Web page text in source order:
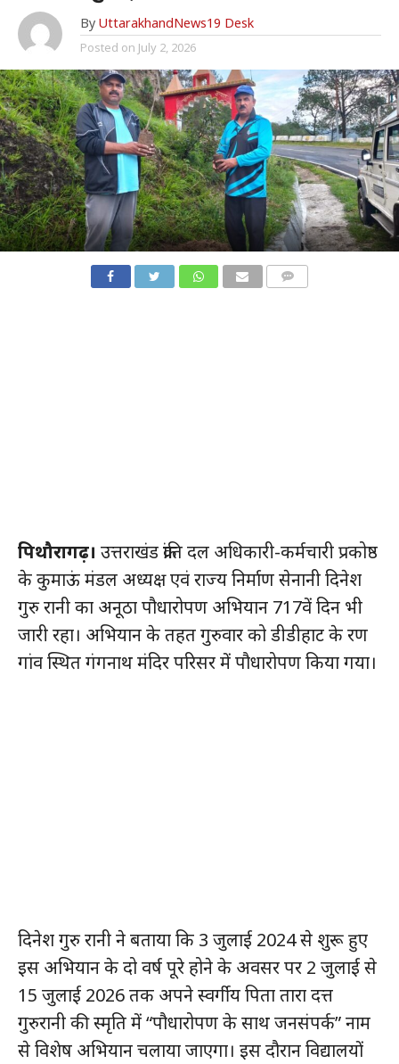
By UttarakhandNews19 Desk
Posted on July 2, 2026
पिथौरागढ़। उत्तराखंड क्रांति दल अधिकारी-कर्मचारी प्रकोष्ठ
के कुमाऊं मंडल अध्यक्ष एवं राज्य निर्माण सेनानी दिनेश
गुरु रानी का अनूठा पौधारोपण अभियान 717वें दिन भी
जारी रहा। अभियान के तहत गुरुवार को डीडीहाट के रण
गांव स्थित गंगनाथ मंदिर परिसर में पौधारोपण किया गया।
दिनेश गुरु रानी ने बताया कि 3 जुलाई 2024 से शुरू हुए
इस अभियान के दो वर्ष पूरे होने के अवसर पर 2 जुलाई से
15 जुलाई 2026 तक अपने स्वर्गीय पिता तारा दत्त
गुरुरानी की स्मृति में “पौधारोपण के साथ जनसंपर्क” नाम
से विशेष अभियान चलाया जाएगा। इस दौरान विद्यालयों